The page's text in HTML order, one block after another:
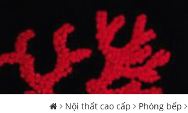
Nội thất cao cấp Phòng bếp